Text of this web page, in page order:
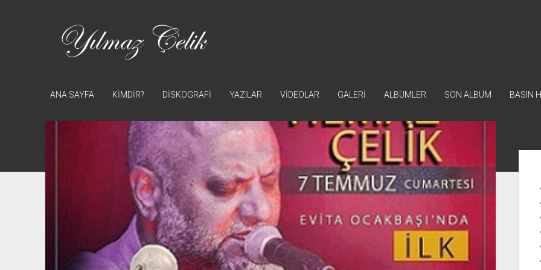
Yılmaz
Çelik
ANA SAYFA KİMDİR? DİSKOGRAFİ YAZILAR VİDEOLAR GALERİ ALBÜMLER SON ALBÜM BASIN